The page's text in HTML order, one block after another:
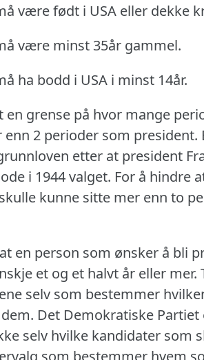
være født i USA eller dekke
være minst 35år gammel.
ha bodd i USA i minst 14år.
en grense på hvor mange
2 perioder som president.
etter at president
i 1944 valget. For å hindre
kunne sitte mer enn to
en person som ønsker å bli
et og et halvt år eller mer.
selv som bestemmer
Det Demokratiske
selv hvilke kandidater som
som bestemmer hvem